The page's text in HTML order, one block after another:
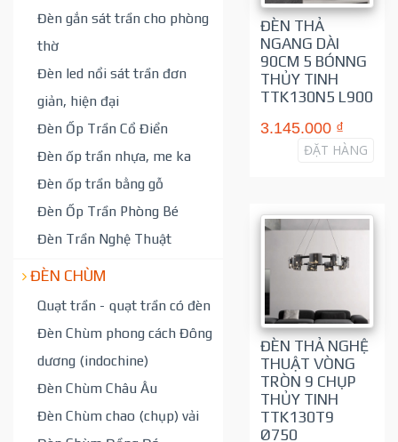
Đèn gắn sát trần cho phòng
thờ
Đèn led nổi sát trần đơn
giản, hiện đại
Đèn Ốp Trần Cổ Điển
Đèn ốp trần nhựa, me ka
Đèn ốp trần bằng gỗ
Đèn Ốp Trần Phòng Bé
Đèn Trần Nghệ Thuật
ĐÈN CHÙM
Quạt trần - quạt trần có đèn
Đèn Chùm phong cách Đông
dương (indochine)
Đèn Chùm Châu Âu
Đèn Chùm chao (chụp) vải
ĐÈN THẢ
NGANG DÀI
90CM 5 BÓNNG
THỦY TINH
TTK130N5 L900
3.145.000 ₫
ĐẶT HÀNG
ĐÈN THẢ NGHỆ
THUẬT VÒNG
TRÒN 9 CHỤP
THỦY TINH
TTK130T9
Ø750